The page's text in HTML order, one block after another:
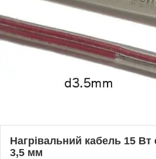
Нагрівальний кабель 15 Вт
3,5 мм